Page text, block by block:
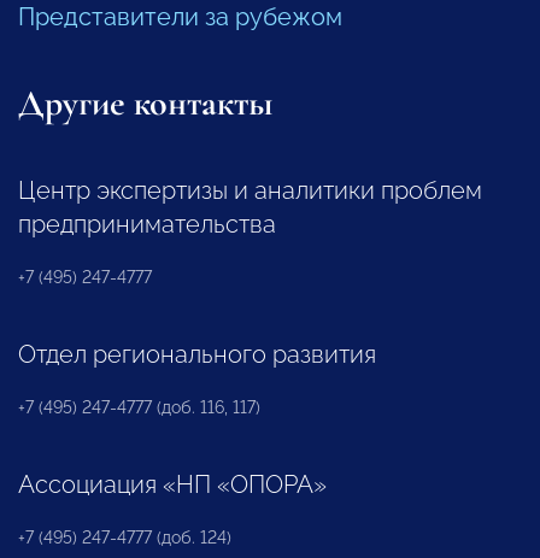
Представители за рубежом
Другие контакты
Центр экспертизы и аналитики проблем
предпринимательства
+7 (495) 247-4777
Отдел регионального развития
+7 (495) 247-4777 (доб. 116, 117)
Ассоциация «НП «ОПОРА»
+7 (495) 247-4777 (доб. 124)